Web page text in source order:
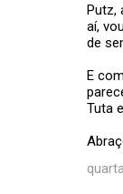
Putz,
aí,
de
E
Tuta